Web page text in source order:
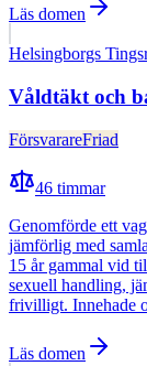
Läs domen
Helsingborgs
Våldtäkt och
FörsvarareFriad
46 timmar
Genomförde ett
jämförlig med
15 år gammal vid
sexuell handling,
frivilligt. Innehade
Läs domen